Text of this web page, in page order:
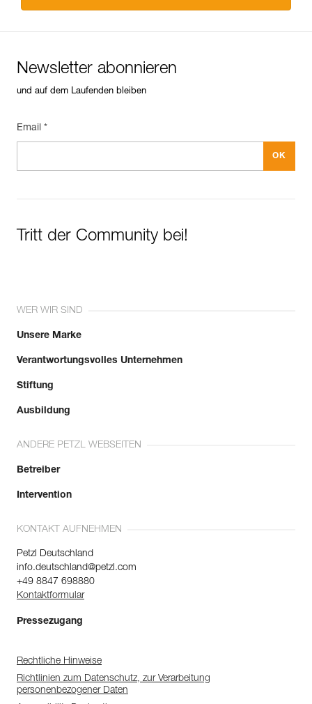
Newsletter abonnieren
und auf dem Laufenden bleiben
Email *
Tritt der Community bei!
WER WIR SIND
Unsere Marke
Verantwortungsvolles Unternehmen
Stiftung
Ausbildung
ANDERE PETZL WEBSEITEN
Betreiber
Intervention
KONTAKT AUFNEHMEN
Petzl Deutschland
info.deutschland@petzl.com
+49 8847 698880
Kontaktformular
Pressezugang
Rechtliche Hinweise
Richtlinien zum Datenschutz, zur Verarbeitung
personenbezogener Daten